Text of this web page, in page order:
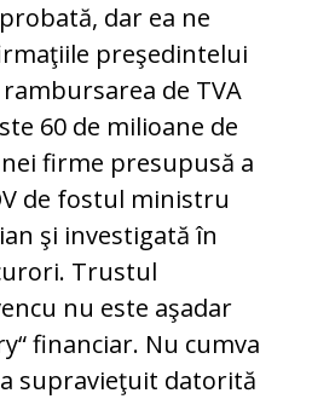
dar ea ne
preşedintelui
de TVA
60 de milioane de
firme presupusă a
de fostul ministru
şi investigată în
Trustul
nu este aşadar
financiar. Nu cumva
supravieţuit datorită